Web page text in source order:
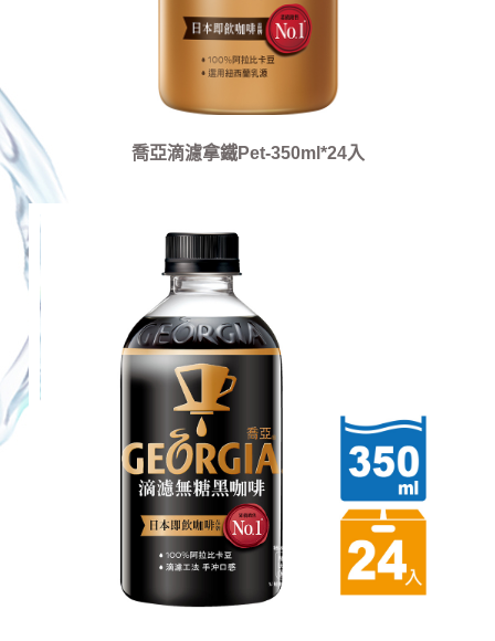
喬亞滴濾拿鐵Pet-350ml*24入